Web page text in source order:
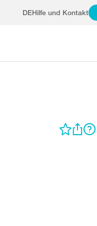
DEHilfe und Kontakt